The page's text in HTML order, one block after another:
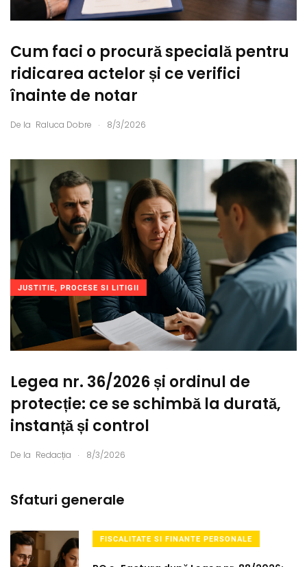
Cum faci o procură specială pentru
ridicarea actelor și ce verifici
înainte de notar
De la Raluca Dobre . 8/3/2026
JUSTITIE, PROCESE SI LITIGII
Legea nr. 36/2026 și ordinul de
protecție: ce se schimbă la durată,
instanță și control
De la Redacția . 8/3/2026
Sfaturi generale
FISCALITATE SI FINANTE PERSONALE